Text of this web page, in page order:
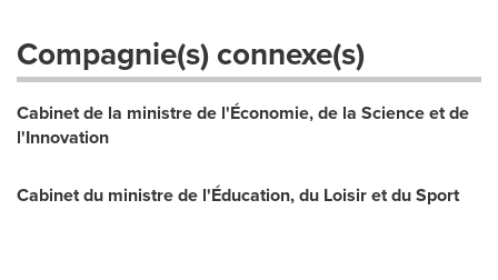
Compagnie(s) connexe(s)
Cabinet de la ministre de l'Économie, de la Science et de
l'Innovation
Cabinet du ministre de l'Éducation, du Loisir et du Sport